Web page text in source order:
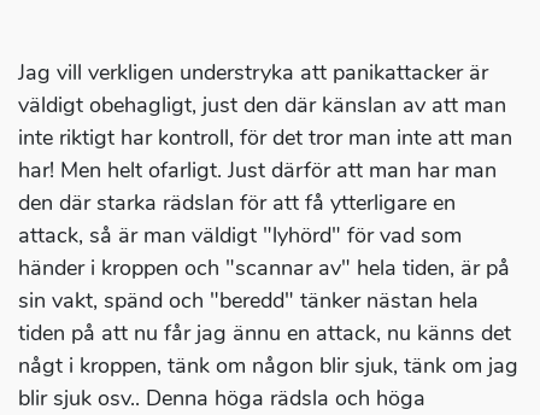
Jag vill verkligen understryka att panikattacker är
väldigt obehagligt, just den där känslan av att man
inte riktigt har kontroll, för det tror man inte att man
har! Men helt ofarligt. Just därför att man har man
den där starka rädslan för att få ytterligare en
attack, så är man väldigt "lyhörd" för vad som
händer i kroppen och "scannar av" hela tiden, är på
sin vakt, spänd och "beredd" tänker nästan hela
tiden på att nu får jag ännu en attack, nu känns det
någt i kroppen, tänk om någon blir sjuk, tänk om jag
blir sjuk osv.. Denna höga rädsla och höga